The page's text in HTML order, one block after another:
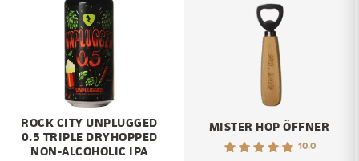
ROCK CITY UNPLUGGED
0.5 TRIPLE DRYHOPPED
NON-ALCOHOLIC IPA
MISTER HOP ÖFFNER
10.0